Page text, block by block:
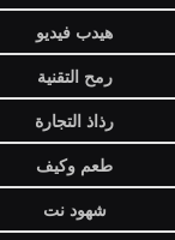
هيدب فيديو
رمح التقنية
رذاذ التجارة
طعم وكيف
شهود نت